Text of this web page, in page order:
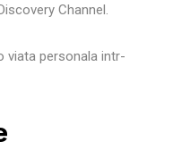
Channel.
viata personala intr-